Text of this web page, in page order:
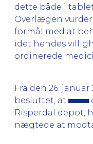
dette både i
Overlægen
formål med at
idet hendes
ordinerede
Fra den 26.
besluttet, at
Risperdal depot,
nægtede at